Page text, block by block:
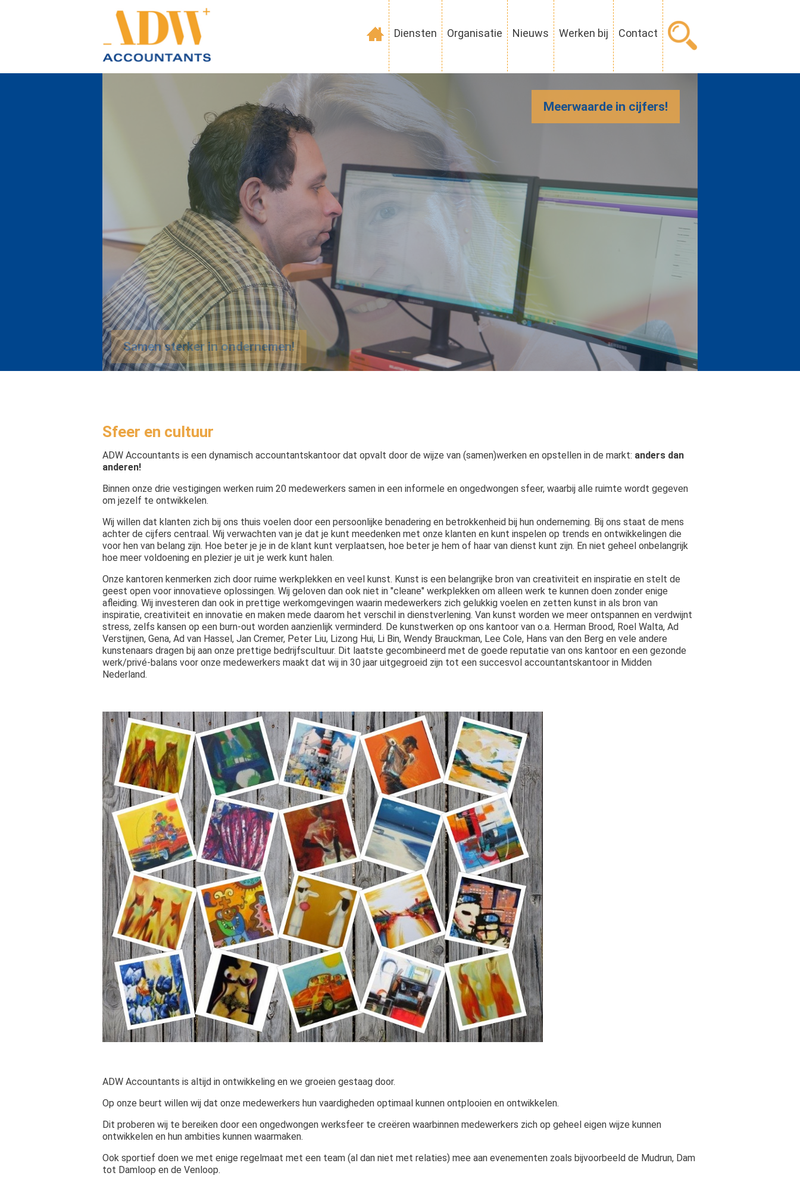
Diensten Organisatie Nieuws Werken bij Contact
Meerwaarde in cijfers!
Sfeer en cultuur
ADW Accountants is een dynamisch accountantskantoor dat opvalt door de wijze van (samen)werken en opstellen in de markt: anders dan
anderen!
Binnen onze drie vestigingen werken ruim 20 medewerkers samen in een informele en ongedwongen sfeer, waarbij alle ruimte wordt gegeven
om jezelf te ontwikkelen.
Wij willen dat klanten zich bij ons thuis voelen door een persoonlijke benadering en betrokkenheid bij hun onderneming. Bij ons staat de mens
achter de cijfers centraal. Wij verwachten van je dat je kunt meedenken met onze klanten en kunt inspelen op trends en ontwikkelingen die
voor hen van belang zijn. Hoe beter je je in de klant kunt verplaatsen, hoe beter je hem of haar van dienst kunt zijn. En niet geheel onbelangrijk
hoe meer voldoening en plezier je uit je werk kunt halen.
Onze kantoren kenmerken zich door ruime werkplekken en veel kunst. Kunst is een belangrijke bron van creativiteit en inspiratie en stelt de
geest open voor innovatieve oplossingen. Wij geloven dan ook niet in "cleane" werkplekken om alleen werk te kunnen doen zonder enige
afleiding. Wij investeren dan ook in prettige werkomgevingen waarin medewerkers zich gelukkig voelen en zetten kunst in als bron van
inspiratie, creativiteit en innovatie en maken mede daarom het verschil in dienstverlening. Van kunst worden we meer ontspannen en verdwijnt
stress, zelfs kansen op een burn-out worden aanzienlijk verminderd. De kunstwerken op ons kantoor van o.a. Herman Brood, Roel Walta, Ad
Verstijnen, Gena, Ad van Hassel, Jan Cremer, Peter Liu, Lizong Hui, Li Bin, Wendy Brauckman, Lee Cole, Hans van den Berg en vele andere
kunstenaars dragen bij aan onze prettige bedrijfscultuur. Dit laatste gecombineerd met de goede reputatie van ons kantoor en een gezonde
werk/privé-balans voor onze medewerkers maakt dat wij in 30 jaar uitgegroeid zijn tot een succesvol accountantskantoor in Midden
Nederland.
ADW Accountants is altijd in ontwikkeling en we groeien gestaag door.
Op onze beurt willen wij dat onze medewerkers hun vaardigheden optimaal kunnen ontplooien en ontwikkelen.
Dit proberen wij te bereiken door een ongedwongen werksfeer te creëren waarbinnen medewerkers zich op geheel eigen wijze kunnen
ontwikkelen en hun ambities kunnen waarmaken.
Ook sportief doen we met enige regelmaat met een team (al dan niet met relaties) mee aan evenementen zoals bijvoorbeeld de Mudrun, Dam
tot Damloop en de Venloop.